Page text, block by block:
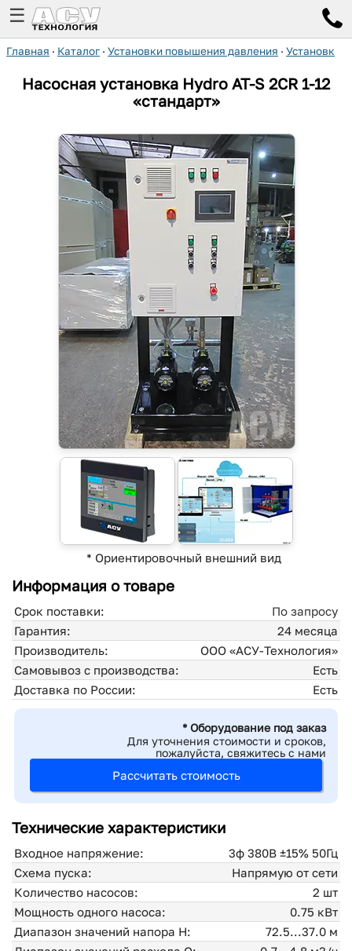
☰
Главная · Каталог · Установки повышения давления · Установки
Насосная установка Hydro AT-S 2CR 1-12
«стандарт»
* Ориентировочный внешний вид
Информация о товаре
Срок поставки:
По запросу
Гарантия:
24 месяца
Производитель:
ООО «АСУ-Технология»
Самовывоз с производства:
Есть
Доставка по России:
Есть
* Оборудование под заказ
Для уточнения стоимости и сроков,
пожалуйста, свяжитесь с нами
Рассчитать стоимость
Технические характеристики
Входное напряжение:
3ф 380В ±15% 50Гц
Схема пуска:
Напрямую от сети
Количество насосов:
2 шт
Мощность одного насоса:
0.75 кВт
Диапазон значений напора H:
72.5...37.0 м